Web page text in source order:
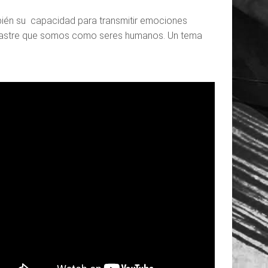
su capacidad para transmitir emociones
que somos como seres humanos. Un tema